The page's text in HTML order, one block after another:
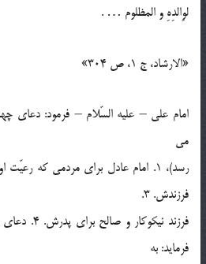
لوِالدِهِ و المظلوم … .
«الارشاد، ج 1، ص 304»
امام علي – عليه السّلام – فرمود: دعاي
مي
فرزندش. 3.
فرزند
فرمايد: به